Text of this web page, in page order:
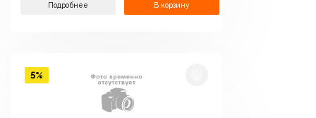
Подробнее В корзину
5%